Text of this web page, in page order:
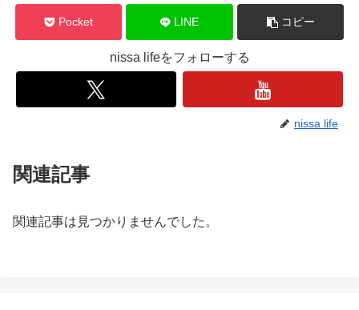
Pocket LINE コピー
nissa lifeをフォローする
nissa life
関連記事
関連記事は見つかりませんでした。